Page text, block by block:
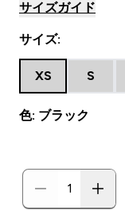
サイズガイド
サイズ:
XS S
色: ブラック